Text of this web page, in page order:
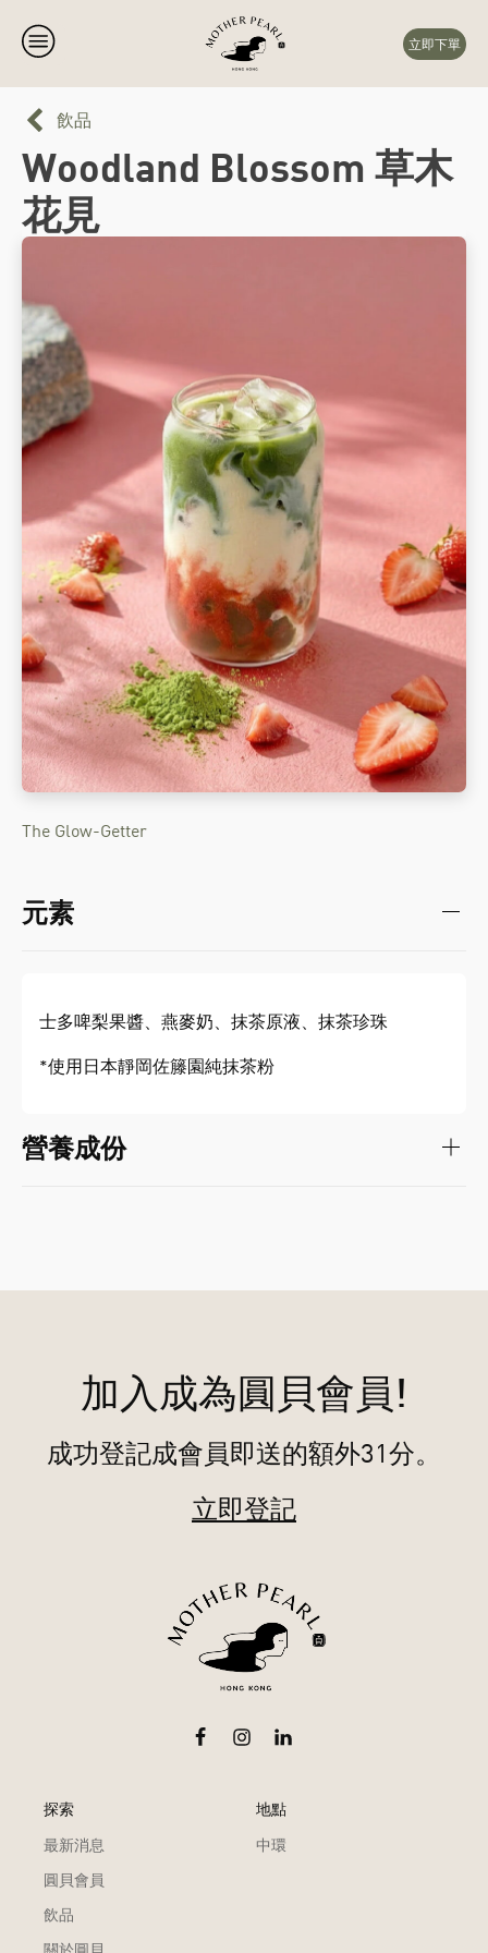
立即下單
飲品
Woodland Blossom 草木
花見
The Glow-Getter
元素
士多啤梨果醬、燕麥奶、抹茶原液、抹茶珍珠
*使用日本靜岡佐籐園純抹茶粉
營養成份
加入成為圓貝會員!
成功登記成會員即送的額外31分。
立即登記
探索
最新消息
圓貝會員
飲品
地點
中環